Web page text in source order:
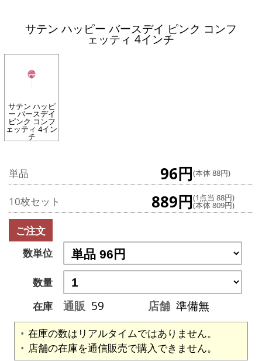
サテン ハッピー バースデイ ピンク コンフ
ェッティ 4インチ
サテン ハッピ
ー バースデイ
ピンク コンフ
ェッティ 4イン
チ
単品 96円(本体 88円)
10枚セット 889円(1点当 88円)
(本体 809円)
ご注文
数単位
数量
在庫
通販 59 店舗 準備無
在庫の数はリアルタイムではありません。
店舗の在庫を通信販売で購入できません。